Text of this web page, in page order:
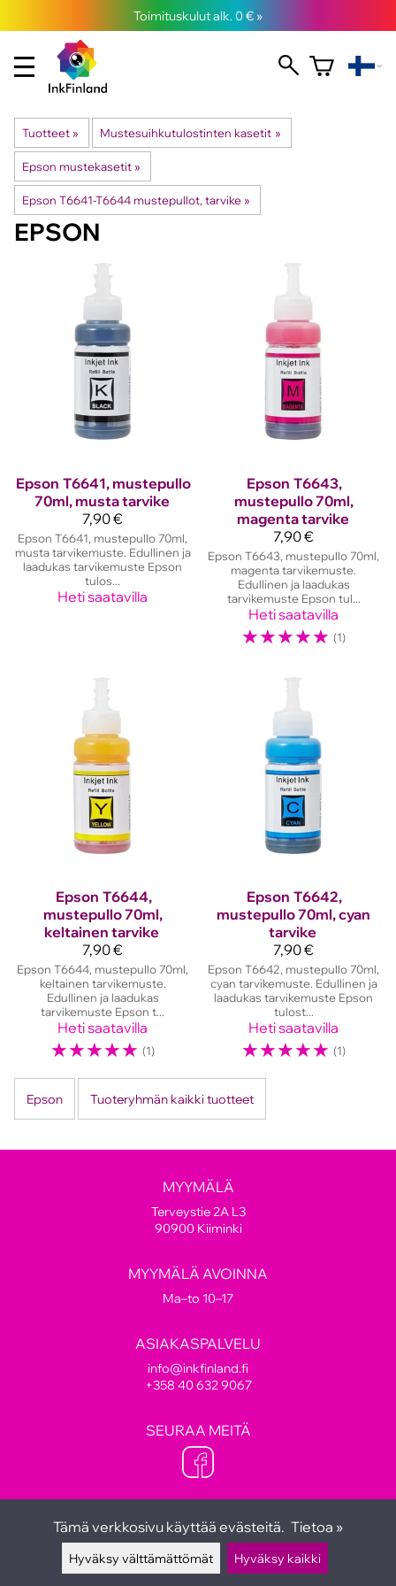
Toimituskulut alk. 0 € »
Tuotteet ‪» Mustesuihkutulostinten kasetit ‪»
Epson mustekasetit ‪»
Epson T6641-T6644 mustepullot, tarvike ‪»
EPSON
Epson T6641, mustepullo
70ml, musta tarvike
7,90 €
Epson T6641, mustepullo 70ml,
musta tarvikemuste. Edullinen ja
laadukas tarvikemuste Epson
tulos...
Heti saatavilla
Epson T6643,
mustepullo 70ml,
magenta tarvike
7,90 €
Epson T6643, mustepullo 70ml,
magenta tarvikemuste.
Edullinen ja laadukas
tarvikemuste Epson tul...
Heti saatavilla
☆☆☆☆☆ (1)
Epson T6644,
mustepullo 70ml,
keltainen tarvike
7,90 €
Epson T6644, mustepullo 70ml,
keltainen tarvikemuste.
Edullinen ja laadukas
tarvikemuste Epson t...
Heti saatavilla
☆☆☆☆☆ (1)
Epson T6642,
mustepullo 70ml, cyan
tarvike
7,90 €
Epson T6642, mustepullo 70ml,
cyan tarvikemuste. Edullinen ja
laadukas tarvikemuste Epson
tulost...
Heti saatavilla
☆☆☆☆☆ (1)
Epson Tuoteryhmän kaikki tuotteet
MYYMÄLÄ
Terveystie 2A L3
90900 Kiiminki
MYYMÄLÄ AVOINNA
Ma–to 10–17
ASIAKASPALVELU
info@inkfinland.fi
+358 40 632 9067
SEURAA MEITÄ
Tämä verkkosivu käyttää evästeitä. Tietoa »
Hyväksy välttämättömät Hyväksy kaikki